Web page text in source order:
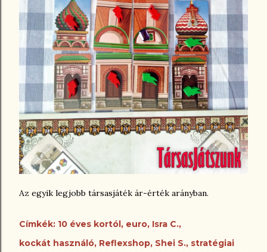
Az egyik legjobb társasjáték ár-érték arányban.
Címkék: 10 éves kortól euro Isra C.
kockát használó Reflexshop Shei S. stratégiai